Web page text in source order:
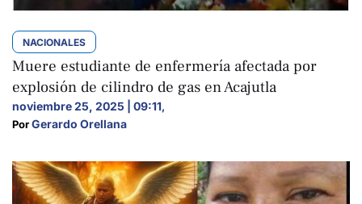
NACIONALES
Muere estudiante de enfermería afectada por
explosión de cilindro de gas en Acajutla
noviembre 25, 2025 | 09:11,
Por Gerardo Orellana